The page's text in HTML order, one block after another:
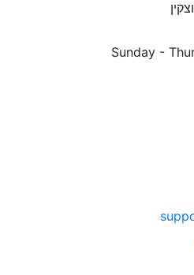
Sunday -